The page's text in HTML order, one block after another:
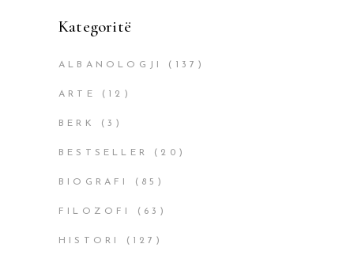
Kategoritë
ALBANOLOGJI (137)
ARTE (12)
BERK (3)
BESTSELLER (20)
BIOGRAFI (85)
FILOZOFI (63)
HISTORI (127)